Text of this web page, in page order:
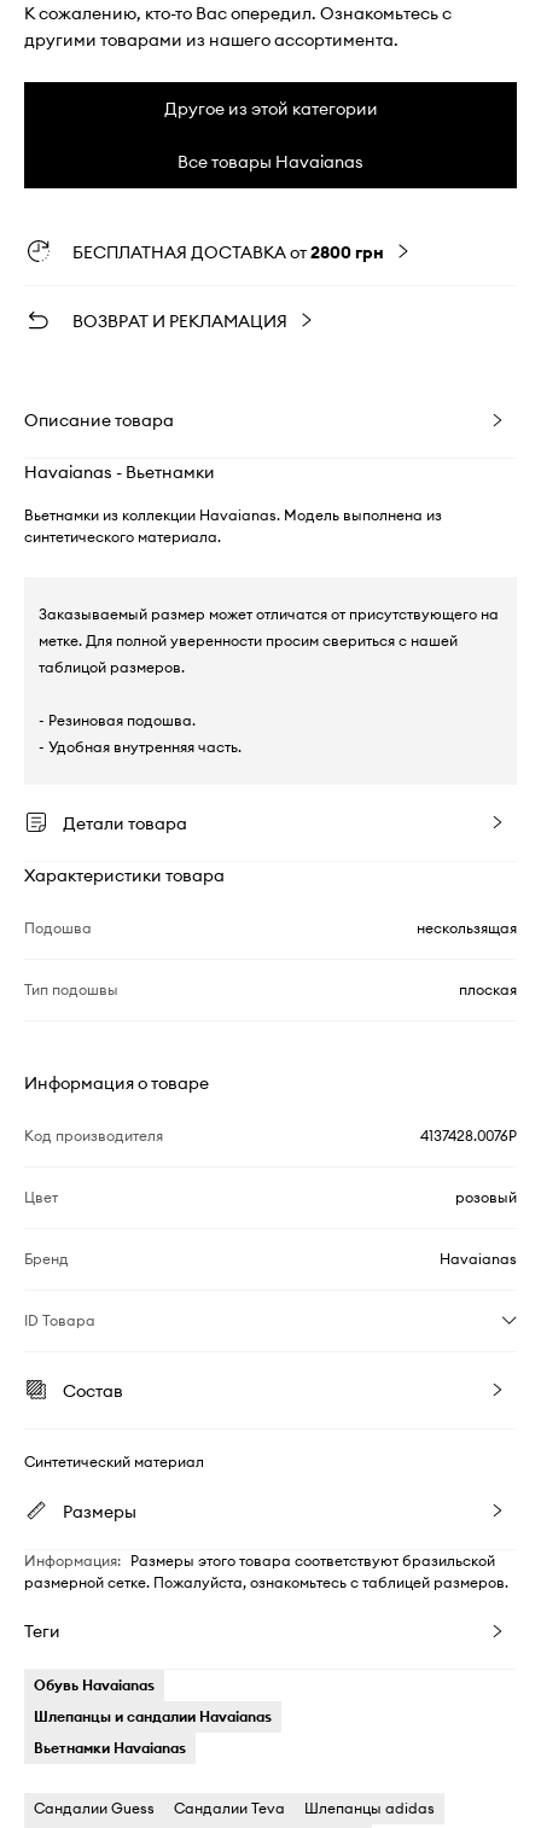
К сожалению, кто-то Вас опередил. Ознакомьтесь с
другими товарами из нашего ассортимента.
Другое из этой категории
Все товары Havaianas
БЕСПЛАТНАЯ ДОСТАВКА от2800 грн
ВОЗВРАТ И РЕКЛАМАЦИЯ
Описание товара
Havaianas - Вьетнамки
Вьетнамки из коллекции Havaianas. Модель выполнена из
синтетического материала.
Заказываемый размер может отличатся от присутствующего на
метке. Для полной уверенности просим свериться с нашей
таблицой размеров.
- Резиновая подошва.
- Удобная внутренняя часть.
Детали товара
Характеристики товара
Подошва нескользящая
Тип подошвы плоская
Информация о товаре
Код производителя 4137428.0076P
Цвет розовый
Бренд Havaianas
ID Товара
Состав
Синтетический материал
Размеры
Информация: Размеры этого товара соответствуют бразильской
размерной сетке. Пожалуйста, ознакомьтесь с таблицей размеров.
Теги
Обувь Havaianas
Шлепанцы и сандалии Havaianas
Вьетнамки Havaianas
Сандалии Guess Сандалии Teva Шлепанцы adidas